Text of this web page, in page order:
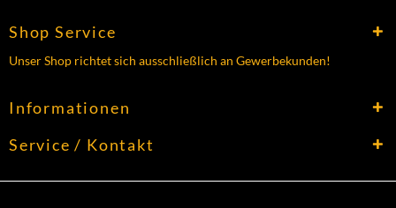
Shop Service
Unser Shop richtet sich ausschließlich an Gewerbekunden!
Informationen
Service / Kontakt